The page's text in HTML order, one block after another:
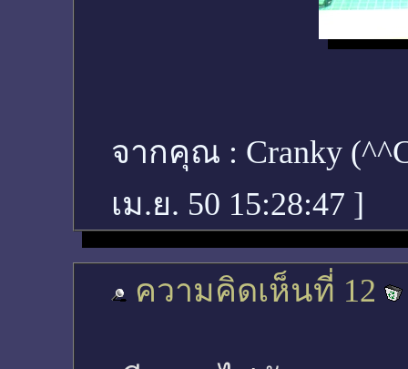
จากคุณ : Cranky
เม.ย. 50 15:28:47 ]
ความคิดเห็นที่ 12